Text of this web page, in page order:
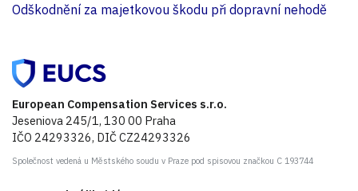
Odškodnění za majetkovou škodu při dopravní nehodě
European Compensation Services s.r.o.
Jeseniova 245/1, 130 00 Praha
IČO 24293326, DIČ CZ24293326
Společnost vedená u Městského soudu v Praze pod spisovou značkou C 193744